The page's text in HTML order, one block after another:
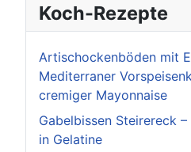
Koch-Rezepte
Artischockenböden mit
Mediterraner
cremiger Mayonnaise
Gabelbissen Steirereck
in Gelatine